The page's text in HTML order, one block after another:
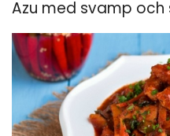
Azu med svamp